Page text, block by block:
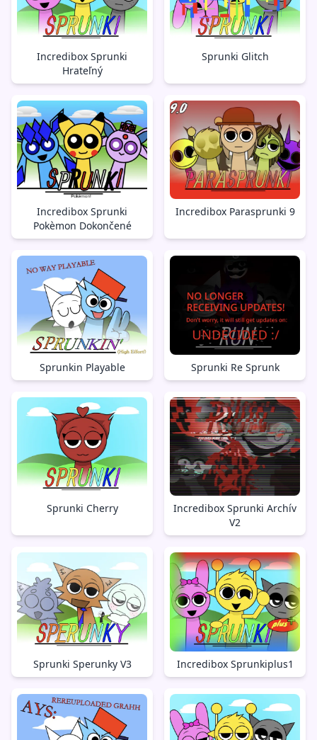
Incredibox Sprunki
Hrateľný
Sprunki Glitch
Incredibox Sprunki
Pokèmon Dokončené
Incredibox Parasprunki 9
Sprunkin Playable Sprunki Re Sprunk
Sprunki Cherry
Incredibox Sprunki Archív
V2
Sprunki Sperunky V3 Incredibox Sprunkiplus1